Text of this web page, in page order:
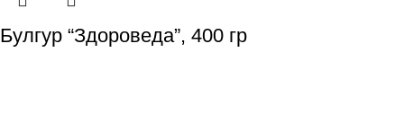
Булгур “Здороведа”, 400 гр